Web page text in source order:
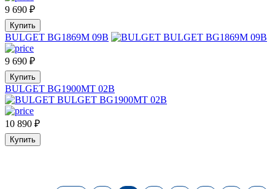
9 690 ₽
Купить
BULGET BG1869M 09B
9 690 ₽
Купить
BULGET BG1900MT 02B
10 890 ₽
Купить